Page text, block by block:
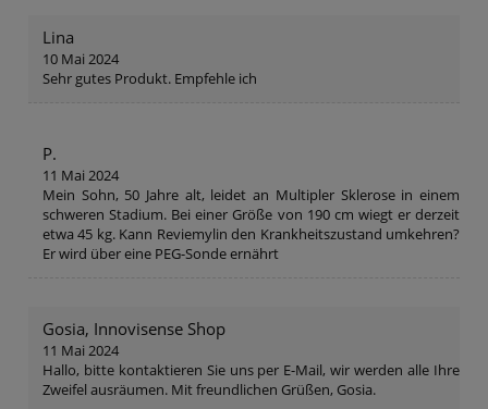
Lina
10 Mai 2024
Sehr gutes Produkt. Empfehle ich
P.
11 Mai 2024
Mein Sohn, 50 Jahre alt, leidet an Multipler Sklerose in einem
schweren Stadium. Bei einer Größe von 190 cm wiegt er derzeit
etwa 45 kg. Kann Reviemylin den Krankheitszustand umkehren?
Er wird über eine PEG-Sonde ernährt
Gosia, Innovisense Shop
11 Mai 2024
Hallo, bitte kontaktieren Sie uns per E-Mail, wir werden alle Ihre
Zweifel ausräumen. Mit freundlichen Grüßen, Gosia.